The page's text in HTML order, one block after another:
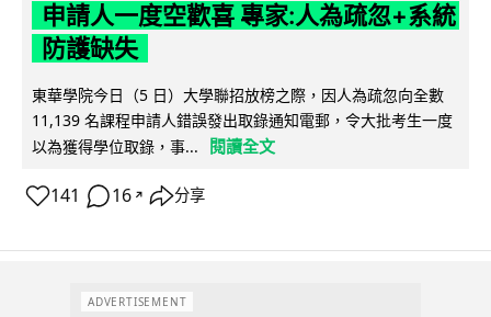
申請人一度空歡喜 專家:人為疏忽+系統
防護缺失
東華學院今日（5 日）大學聯招放榜之際，因人為疏忽向全數
11,139 名課程申請人錯誤發出取錄通知電郵，令大批考生一度
以為獲得學位取錄，事...
閱讀全文
141 16 ↗ 分享
ADVERTISEMENT